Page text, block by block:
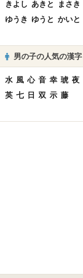
きよし あきと まさき
ゆうき ゆうと かいと
男の子の人気の漢字
水 風 心 音 幸 琥 夜
英 七 日 双 示 藤